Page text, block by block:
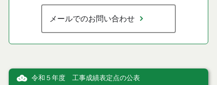
メールでのお問い合わせ
令和５年度 工事成績表定点の公表